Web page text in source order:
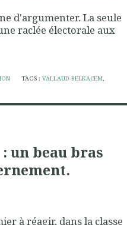
d'argumenter. La seule
raclée électorale aux
TAGS :VALLAUD-BELKACEM,
un beau bras
à réagir, dans la classe